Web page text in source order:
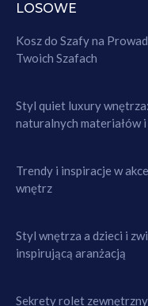
LOSOWE
Kosz do Szafy na
Twoich Szafach
Styl quiet luxury
naturalnych materiałów
Trendy i inspiracje w
wnętrz
Styl wnętrza a dzieci i
inspirującą aranżacją
Sekrety rolet